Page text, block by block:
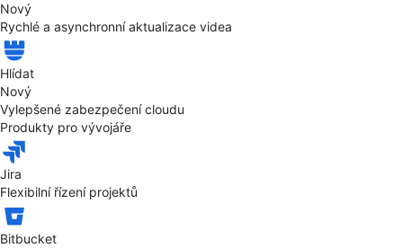
Nový
Rychlé a asynchronní aktualizace videa
Hlídat
Nový
Vylepšené zabezpečení cloudu
Produkty pro vývojáře
Jira
Flexibilní řízení projektů
Bitbucket